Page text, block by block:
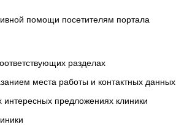
помощи посетителям портала
разделах
места работы и контактных данных
предложениях клиники